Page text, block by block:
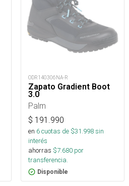
ODR140306NA-R
Zapato Gradient Boot
3.0
Palm
$ 191.990
en 6cuotas de $31.998sin
interés
ahorras $7.680 por
transferencia.
Disponible